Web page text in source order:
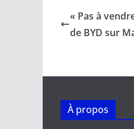
b
o
k
l
« Pas à
de BYD sur
À propos